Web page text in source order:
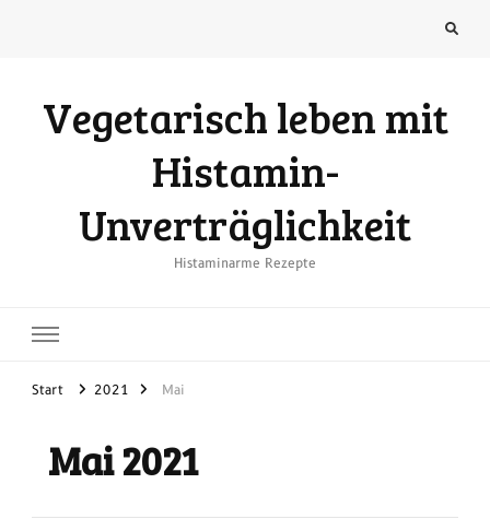
Vegetarisch leben mit
Histamin-
Unverträglichkeit
Histaminarme Rezepte
Start 2021 Mai
Mai 2021